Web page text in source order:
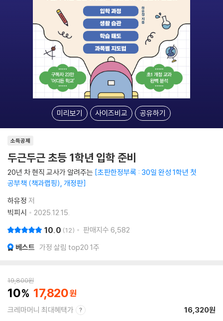
미리보기 사이즈비교 공유하기
소득공제
두근두근 초등 1학년 입학 준비
20년 차 현직 교사가 알려주는 초판한정부록 : 30일 완성 1학년 첫
공부책 (책과랩핑), 개정판
하유정 저
빅피시
2025.12.15.
10.0 12 판매지수 6,582
베스트 가정 살림 top20 1주
19,800원
10 17,820
크레마머니 최대혜택가 16,320원